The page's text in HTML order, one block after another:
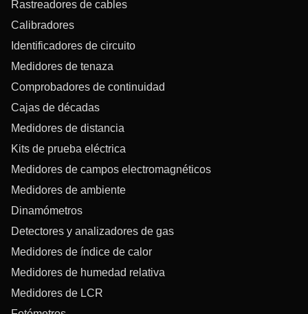
Rastreadores de cables
Calibradores
Identificadores de circuito
Medidores de tenaza
Comprobadores de continuidad
Cajas de décadas
Medidores de distancia
Kits de prueba eléctrica
Medidores de campos electromagnéticos
Medidores de ambiente
Dinamómetros
Detectores y analizadores de gas
Medidores de índice de calor
Medidores de humedad relativa
Medidores de LCR